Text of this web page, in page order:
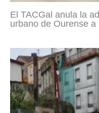
El TACGal anula la
urbano de Ourense